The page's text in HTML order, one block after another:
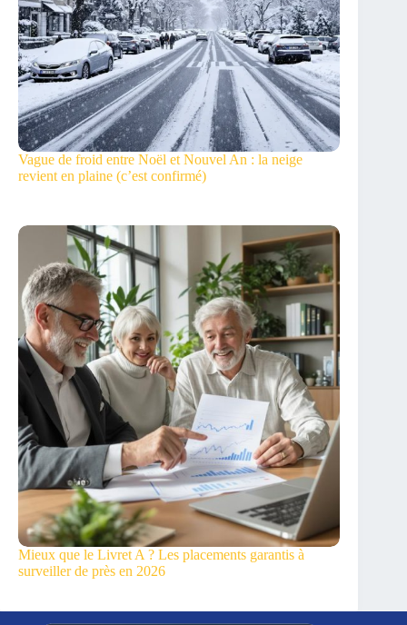
Vague de froid entre Noël et Nouvel An : la neige
revient en plaine (c’est confirmé)
Mieux que le Livret A ? Les placements garantis à
surveiller de près en 2026